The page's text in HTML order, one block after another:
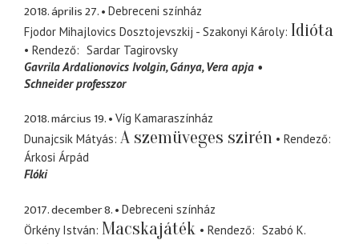
2018. április 27.
Debreceni színház
Fjodor Mihajlovics Dosztojevszkij - Szakonyi Károly Idióta
Rendező
Sardar Tagirovsky
Gavrila Ardalionovics Ivolgin Gánya, Vera apja
Schneider professzor
2018. március 19.
Víg Kamaraszínház
Dunajcsik Mátyás A szemüveges szirén
Rendező
Árkosi Árpád
Flóki
2017. december 8.
Debreceni színház
Örkény István Macskajáték Rendező
Szabó K.